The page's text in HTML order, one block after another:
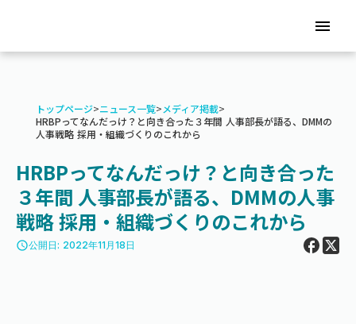
menu
トップページ>ニュース一覧>メディア掲載>
HRBPってなんだっけ？と向き合った３年間 人事部長が語る、DMMの
人事戦略 採用・組織づくりのこれから
HRBPってなんだっけ？と向き合った
３年間 人事部長が語る、DMMの人事
戦略 採用・組織づくりのこれから
access_time公開日: 2022年11月18日